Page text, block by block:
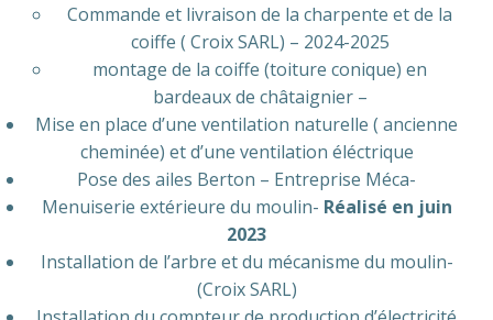
Commande et livraison de la charpente et de la
coiffe ( Croix SARL) – 2024-2025
montage de la coiffe (toiture conique) en
bardeaux de châtaignier –
Mise en place d’une ventilation naturelle ( ancienne
cheminée) et d’une ventilation éléctrique
Pose des ailes Berton – Entreprise Méca-
Menuiserie extérieure du moulin- Réalisé en juin
2023
Installation de l’arbre et du mécanisme du moulin-
(Croix SARL)